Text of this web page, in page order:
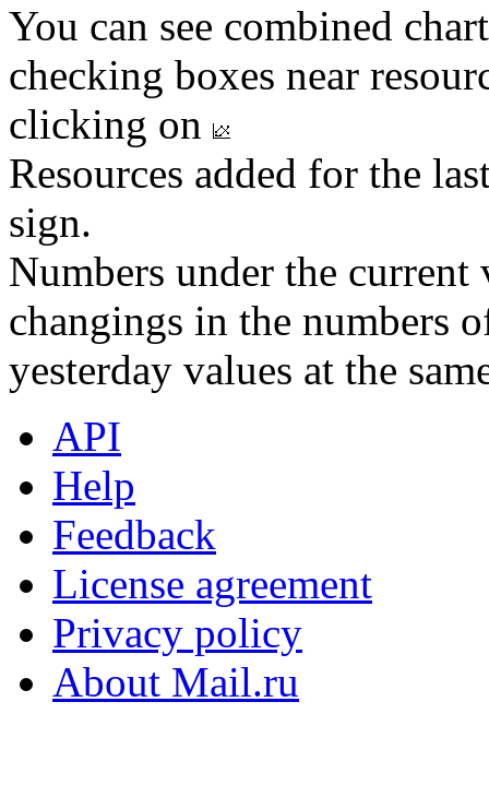
You can see combined
checking boxes near
clicking on
Resources added for the
sign.
Numbers under the
changings in the numbers
yesterday values at the
API
Help
Feedback
License agreement
Privacy policy
About Mail.ru